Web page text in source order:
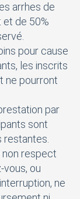
arrhes de
et de 50%
pour cause
les inscrits
ne pourront
par
sont
non respect
ou
ne